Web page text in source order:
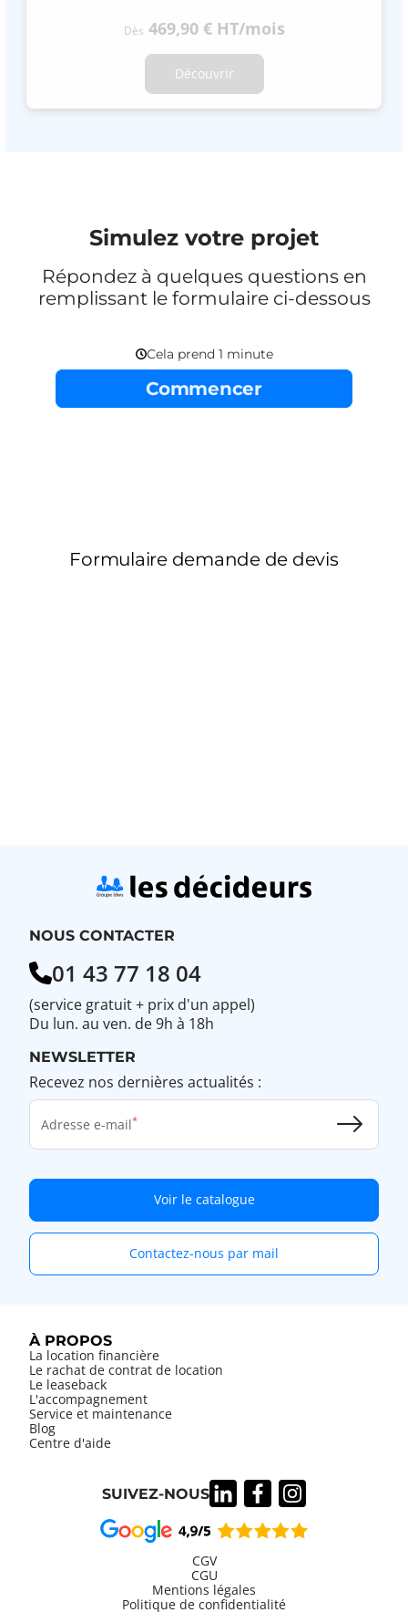
Dès 469,90 € HT/mois
Découvrir
Simulez votre projet
Répondez à quelques questions en
remplissant le formulaire ci-dessous
NOUS CONTACTER
01 43 77 18 04
(service gratuit + prix d'un appel)
Du lun. au ven. de 9h à 18h
NEWSLETTER
Recevez nos dernières actualités :
Adresse e-mail
Voir le catalogue
Contactez-nous par mail
À PROPOS
La location financière
Le rachat de contrat de location
Le leaseback
L'accompagnement
Service et maintenance
Blog
Centre d'aide
SUIVEZ-NOUS
Information
CGV
CGU
Mentions légales
Politique de confidentialité